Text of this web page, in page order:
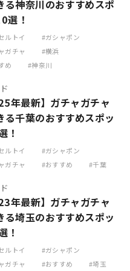
る神奈川のおすすめスポ
選！
ルトイ
ガシャポン
ガチャ
横浜
め
神奈川
年最新】ガチャガチャ
る千葉のおすすめスポッ
！
ルトイ
ガシャポン
ガチャ
おすすめ 千葉
年最新】ガチャガチャ
る埼玉のおすすめスポッ
！
ルトイ
ガシャポン
ガチャ
おすすめ 埼玉